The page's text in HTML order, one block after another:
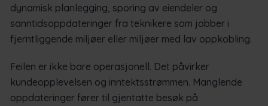
dynamisk planlegging, sporing av eiendeler og
sanntidsoppdateringer fra teknikere som jobber i
fjerntliggende miljøer eller miljøer med lav oppkobling.
Feilen er ikke bare operasjonell. Det påvirker
kundeopplevelsen og inntektsstrømmen. Manglende
oppdateringer fører til gjentatte besøk på